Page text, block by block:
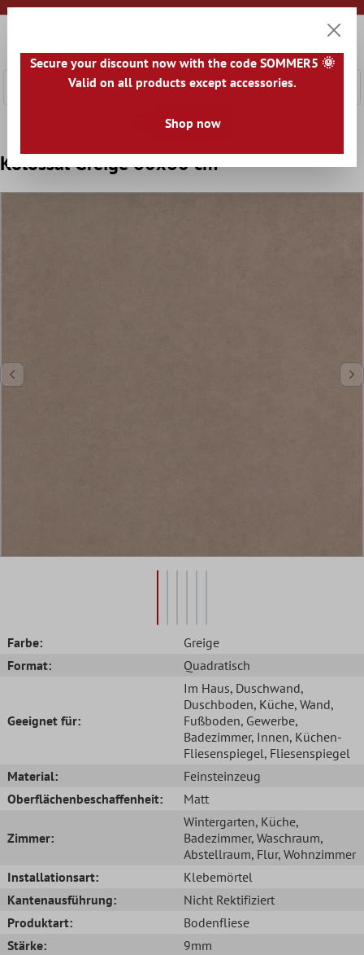
springen
Optik Bodenfliesen Betonoptik
Kolossal Greige 60x60 cm
Farbe:
Greige
Format:
Quadratisch
Geeignet für:
Im Haus, Duschwand,
Duschboden, Küche, Wand,
Fußboden, Gewerbe,
Badezimmer, Innen, Küchen-
Fliesenspiegel, Fliesenspiegel
Material:
Feinsteinzeug
Oberflächenbeschaffenheit:
Matt
Zimmer:
Wintergarten, Küche,
Badezimmer, Waschraum,
Abstellraum, Flur, Wohnzimmer
Installationsart:
Klebemörtel
Kantenausführung:
Nicht Rektifiziert
Produktart:
Bodenfliese
Stärke:
9mm
Secure your discount now with the code SOMMER5 🌞
Valid on all products except accessories.
Shop now